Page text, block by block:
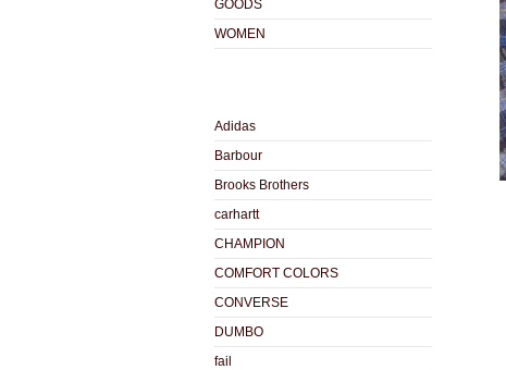
GOODS
WOMEN
Adidas
Barbour
Brooks Brothers
carhartt
CHAMPION
COMFORT COLORS
CONVERSE
DUMBO
fail